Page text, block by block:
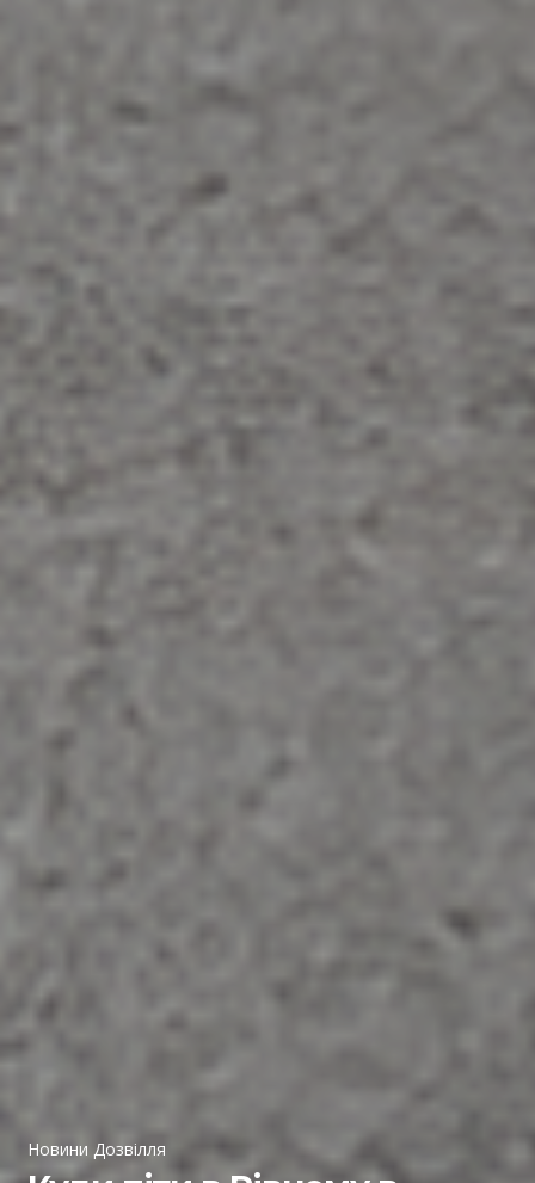
Новини Дозвілля